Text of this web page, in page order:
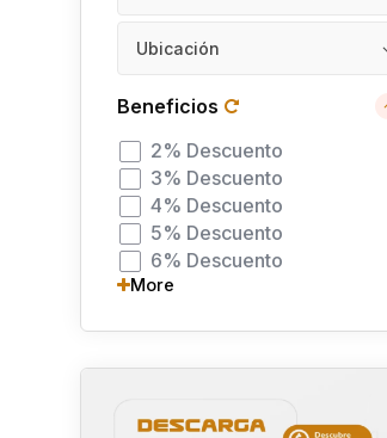
Ubicación
Beneficios
2% Descuento
3% Descuento
4% Descuento
5% Descuento
6% Descuento
More